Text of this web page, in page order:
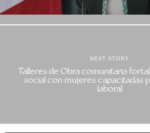
NEXT STORY
Talleres de Obra comunitaria
social con mujeres capacitadas
laboral